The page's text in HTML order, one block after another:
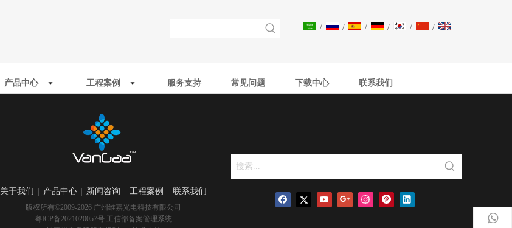
/ / / / / /
产品中心 工程案例 服务支持 常见问题 下载中心 联系我们
关于我们 产品中心 新闻咨询 工程案例 联系我们
版权所有©2009-2026 广州维嘉光电科技有限公司
粤ICP备2021020057号 工信部备案管理系统